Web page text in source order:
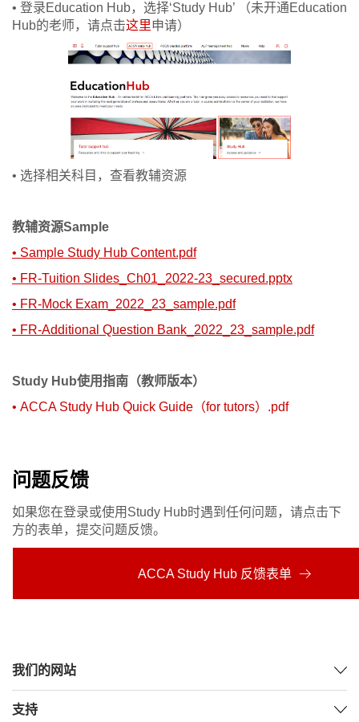
• 登录Education Hub，选择‘Study Hub’ （未开通Education
Hub的老师，请点击这里申请）
• 选择相关科目，查看教辅资源
教辅资源Sample
• Sample Study Hub Content.pdf
• FR-Tuition Slides_Ch01_2022-23_secured.pptx
• FR-Mock Exam_2022_23_sample.pdf
• FR-Additional Question Bank_2022_23_sample.pdf
Study Hub使用指南（教师版本）
• ACCA Study Hub Quick Guide（for tutors）.pdf
问题反馈
如果您在登录或使用Study Hub时遇到任何问题，请点击下
方的表单，提交问题反馈。
ACCA Study Hub 反馈表单
我们的网站
支持